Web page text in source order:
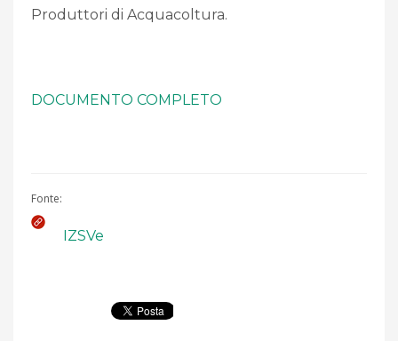
Produttori di Acquacoltura.
DOCUMENTO COMPLETO
Fonte:
IZSVe